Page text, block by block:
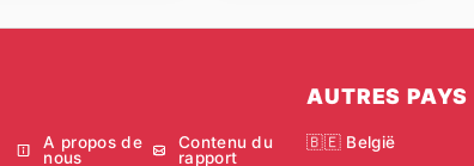
A propos de
nous
Contenu du
rapport
AUTRES PAYS
🇧🇪 België